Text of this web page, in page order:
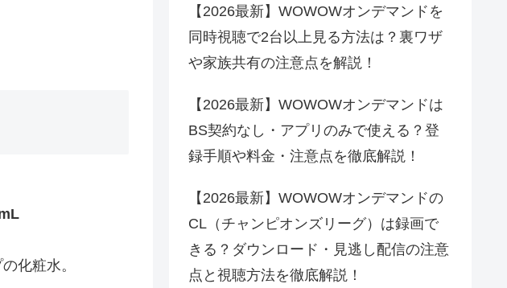
化粧水。
【2026最新】WOWOWオンデマンドを
同時視聴で2台以上見る方法は？裏ワザ
や家族共有の注意点を解説！
【2026最新】WOWOWオンデマンドは
BS契約なし・アプリのみで使える？登
録手順や料金・注意点を徹底解説！
【2026最新】WOWOWオンデマンドの
CL（チャンピオンズリーグ）は録画で
きる？ダウンロード・見逃し配信の注意
点と視聴方法を徹底解説！